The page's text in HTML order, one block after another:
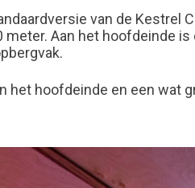
van de Kestrel
Aan het hoofdeinde
hoofdeinde en een wat